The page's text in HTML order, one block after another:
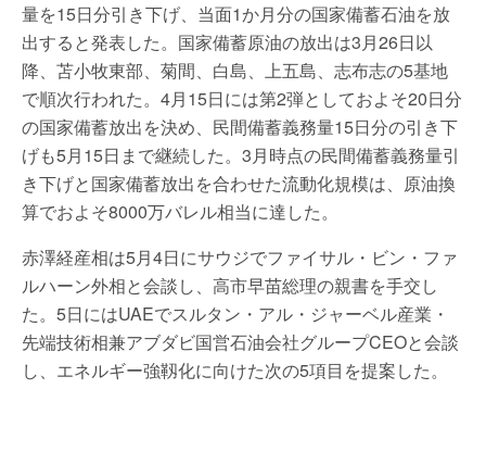
量を15日分引き下げ、当面1か月分の国家備蓄石油を放
出すると発表した。国家備蓄原油の放出は3月26日以
降、苫小牧東部、菊間、白島、上五島、志布志の5基地
で順次行われた。4月15日には第2弾としておよそ20日分
の国家備蓄放出を決め、民間備蓄義務量15日分の引き下
げも5月15日まで継続した。3月時点の民間備蓄義務量引
き下げと国家備蓄放出を合わせた流動化規模は、原油換
算でおよそ8000万バレル相当に達した。
赤澤経産相は5月4日にサウジでファイサル・ビン・ファ
ルハーン外相と会談し、高市早苗総理の親書を手交し
た。5日にはUAEでスルタン・アル・ジャーベル産業・
先端技術相兼アブダビ国営石油会社グループCEOと会談
し、エネルギー強靱化に向けた次の5項目を提案した。